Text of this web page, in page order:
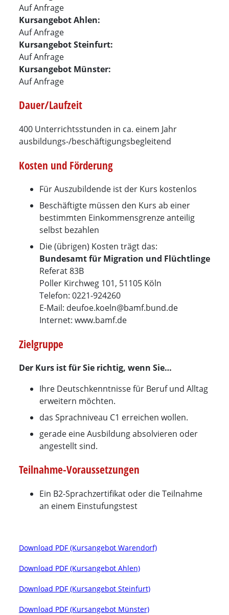
Auf Anfrage
Kursangebot Ahlen:
Auf Anfrage
Kursangebot Steinfurt:
Auf Anfrage
Kursangebot Münster:
Auf Anfrage
Dauer/Laufzeit
400 Unterrichtsstunden in ca. einem Jahr
ausbildungs-/beschäftigungsbegleitend
Kosten und Förderung
Für Auszubildende ist der Kurs kostenlos
Beschäftigte müssen den Kurs ab einer
bestimmten Einkommensgrenze anteilig
selbst bezahlen
Die (übrigen) Kosten trägt das:
Bundesamt für Migration und Flüchtlinge
Referat 83B
Poller Kirchweg 101, 51105 Köln
Telefon: 0221-924260
E-Mail: deufoe.koeln@bamf.bund.de
Internet: www.bamf.de
Zielgruppe
Der Kurs ist für Sie richtig, wenn Sie…
Ihre Deutschkenntnisse für Beruf und Alltag
erweitern möchten.
das Sprachniveau C1 erreichen wollen.
gerade eine Ausbildung absolvieren oder
angestellt sind.
Teilnahme-Voraussetzungen
Ein B2-Sprachzertifikat oder die Teilnahme
an einem Einstufungstest
Download PDF (Kursangebot Warendorf)
Download PDF (Kursangebot Ahlen)
Download PDF (Kursangebot Steinfurt)
Download PDF (Kursangebot Münster)